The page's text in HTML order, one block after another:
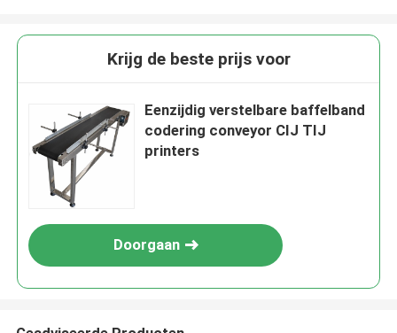
Krijg de beste prijs voor
Eenzijdig verstelbare baffelband
codering conveyor CIJ TIJ
printers
Doorgaan